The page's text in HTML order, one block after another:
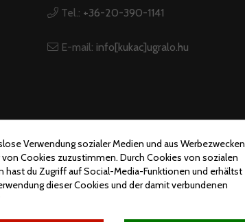
Tel.: +36-20-390-1141
E-mail: info[kukac]ugralo.hu
fenntartva. Készítette:Puizl Attila
Verwendung sozialer Medien und aus Werbezwecken
Cookies zuzustimmen. Durch Cookies von sozialen
du Zugriff auf Social-Media-Funktionen und erhältst
dieser Cookies und der damit verbundenen